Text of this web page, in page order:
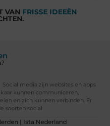
VAN FRISSE IDEEËN
media zijn websites en apps
kunnen communiceren,
en zich kunnen verbinden. Er
soorten social
| Ista Nederland